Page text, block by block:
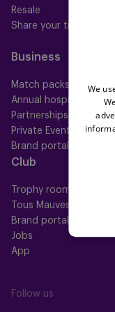
Resale
Share your ticket
Business
Match packs
Annual hospitality
Partnerships
Private Events
Brand portal
Club
Trophy room
Tous Mauves
Brand portal
Jobs
App
Follow us
We